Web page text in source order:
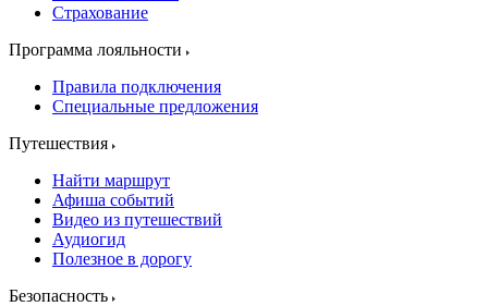
Страхование
Программа лояльности
Правила подключения
Специальные предложения
Путешествия
Найти маршрут
Афиша событий
Видео из путешествий
Аудиогид
Полезное в дорогу
Безопасность